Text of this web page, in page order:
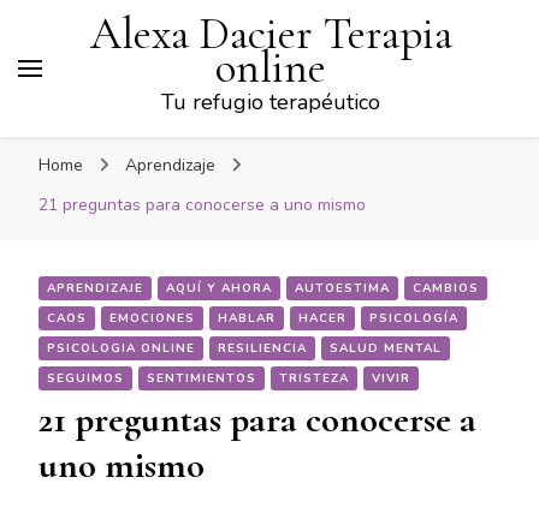
Alexa Dacier Terapia
online
Tu refugio terapéutico
Home
Aprendizaje
21 preguntas para conocerse a uno mismo
APRENDIZAJE AQUÍ Y AHORA AUTOESTIMA
CAMBIOS
CAOS
EMOCIONES HABLAR HACER
PSICOLOGÍA
PSICOLOGIA ONLINE
RESILIENCIA
SALUD MENTAL
SEGUIMOS
SENTIMIENTOS TRISTEZA VIVIR
21 preguntas para conocerse a
uno mismo